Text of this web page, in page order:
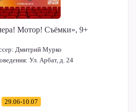
Мотор! Съёмки», 9+
Дмитрий Мурко
Ул. Арбат, д. 24
29.06-10.07